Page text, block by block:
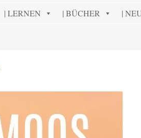
| LERNEN | BÜCHER |